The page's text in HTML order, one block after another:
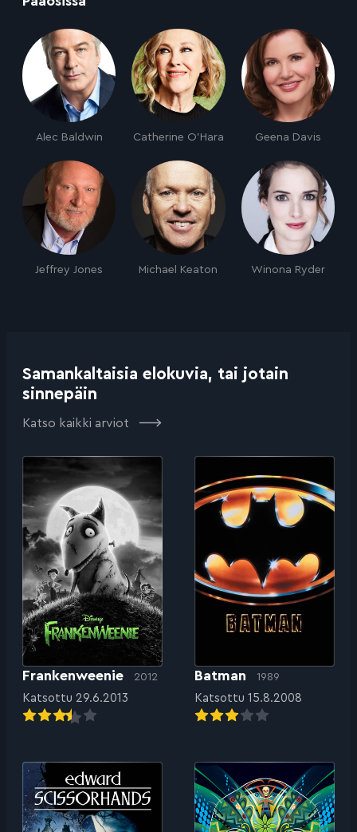
Alec Baldwin Catherine O'Hara Geena Davis
Jeffrey Jones Michael Keaton Winona Ryder
Samankaltaisia elokuvia, tai jotain
sinnepäin
Katso kaikki arviot
Frankenweenie 2012
Katsottu 29.6.2013
Batman 1989
Katsottu 15.8.2008